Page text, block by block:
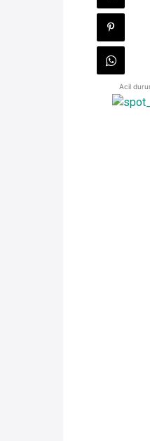
Acil